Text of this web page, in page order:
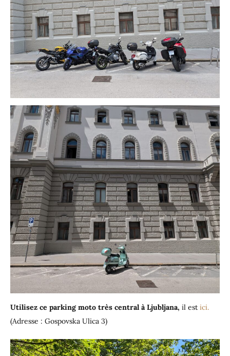
Utilisez ce parking moto très central à Ljubljana, il est ici.
(Adresse : Gospovska Ulica 3)